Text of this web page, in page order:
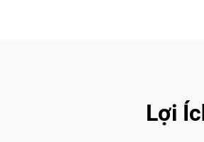
Lợi